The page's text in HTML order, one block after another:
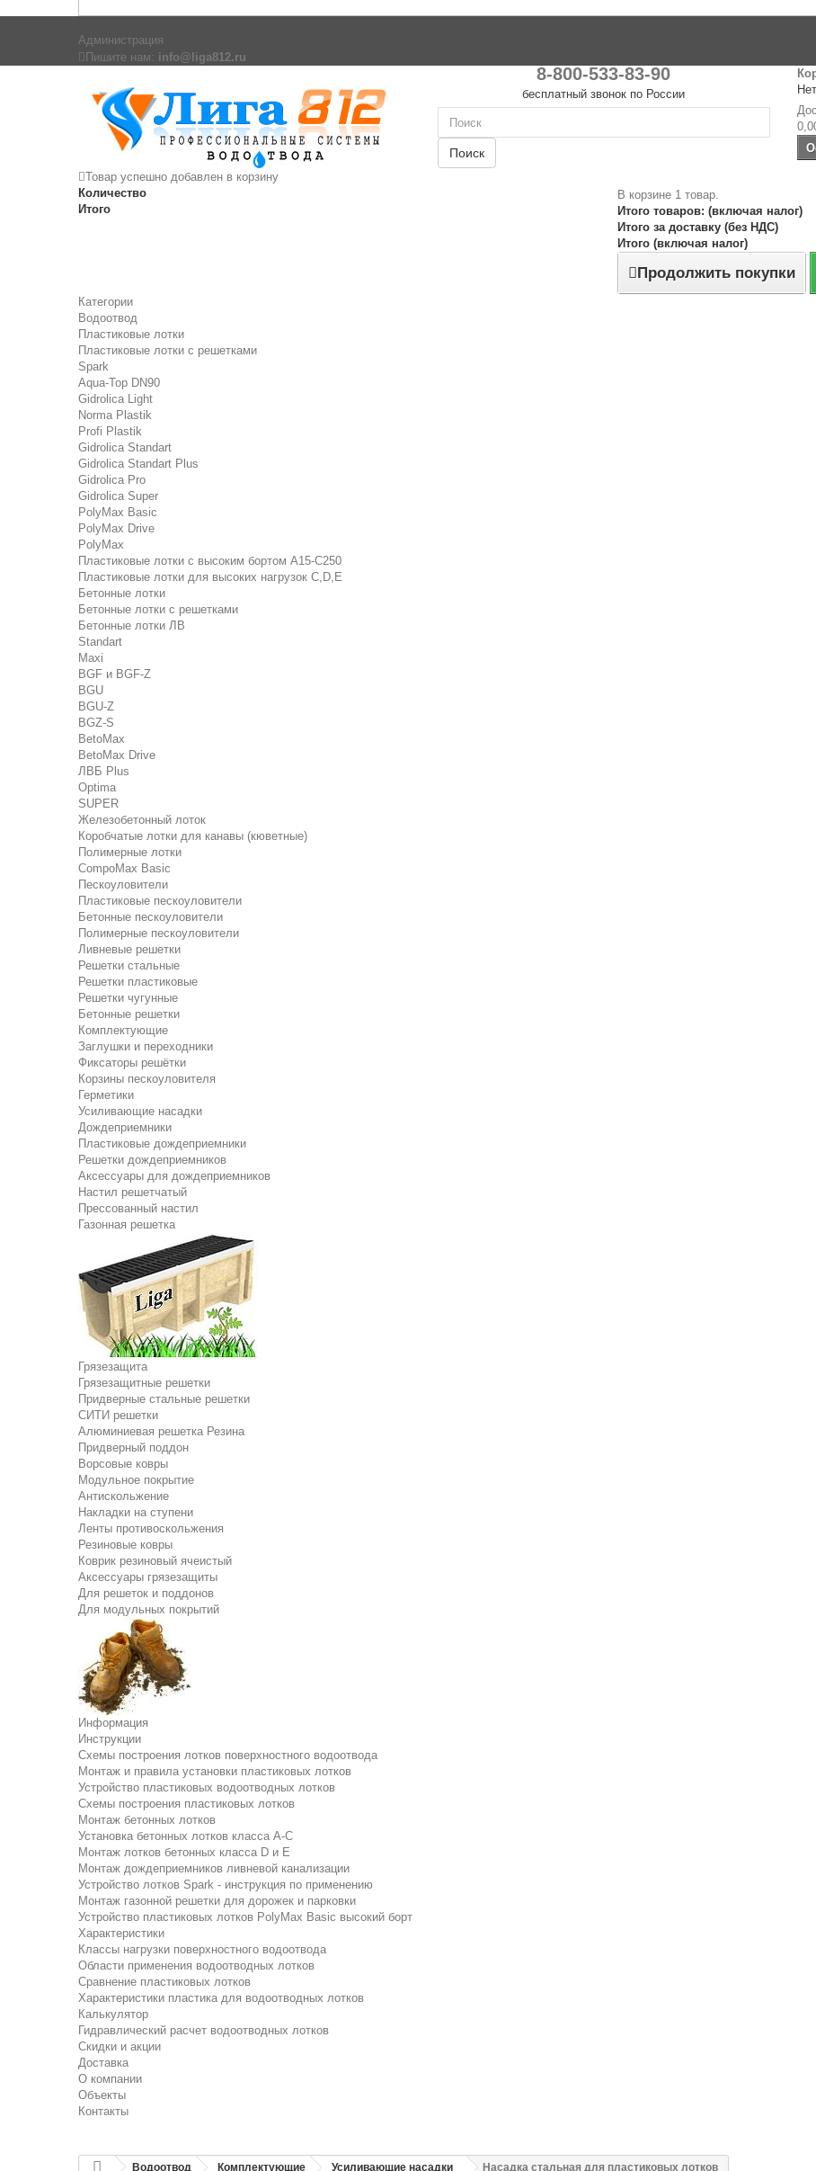
Администрация
Пишите нам: info@liga812.ru
8-800-533-83-90
бесплатный звонок по России
Поиск
Товар успешно добавлен в корзину
Количество
Итого
В корзине 1 товар.
Итого товаров: (включая налог)
Итого за доставку (без НДС)
Итого (включая налог)
Продолжить покупки
Категории
Водоотвод
Пластиковые лотки
Пластиковые лотки с решетками
Spark
Aqua-Top DN90
Gidrolica Light
Norma Plastik
Profi Plastik
Gidrolica Standart
Gidrolica Standart Plus
Gidrolica Pro
Gidrolica Super
PolyMax Basic
PolyMax Drive
PolyMax
Пластиковые лотки с высоким бортом А15-C250
Пластиковые лотки для высоких нагрузок C,D,E
Бетонные лотки
Бетонные лотки с решетками
Бетонные лотки ЛВ
Standart
Maxi
BGF и BGF-Z
BGU
BGU-Z
BGZ-S
BetoMax
BetoMax Drive
ЛВБ Plus
Optima
SUPER
Железобетонный лоток
Коробчатые лотки для канавы (кюветные)
Полимерные лотки
CompoMax Basic
Пескоуловители
Пластиковые пескоуловители
Бетонные пескоуловители
Полимерные пескоуловители
Ливневые решетки
Решетки стальные
Решетки пластиковые
Решетки чугунные
Бетонные решетки
Комплектующие
Заглушки и переходники
Фиксаторы решётки
Корзины пескоуловителя
Герметики
Усиливающие насадки
Дождеприемники
Пластиковые дождеприемники
Решетки дождеприемников
Аксессуары для дождеприемников
Настил решетчатый
Прессованный настил
Газонная решетка
Грязезащита
Грязезащитные решетки
Придверные стальные решетки
СИТИ решетки
Алюминиевая решетка Резина
Придверный поддон
Ворсовые ковры
Модульное покрытие
Антискольжение
Накладки на ступени
Ленты противоскольжения
Резиновые ковры
Коврик резиновый ячеистый
Аксессуары грязезащиты
Для решеток и поддонов
Для модульных покрытий
Информация
Инструкции
Схемы построения лотков поверхностного водоотвода
Монтаж и правила установки пластиковых лотков
Устройство пластиковых водоотводных лотков
Схемы построения пластиковых лотков
Монтаж бетонных лотков
Установка бетонных лотков класса A-C
Монтаж лотков бетонных класса D и E
Монтаж дождеприемников ливневой канализации
Устройство лотков Spark - инструкция по применению
Монтаж газонной решетки для дорожек и парковки
Устройство пластиковых лотков PolyMax Basic высокий борт
Характеристики
Классы нагрузки поверхностного водоотвода
Области применения водоотводных лотков
Сравнение пластиковых лотков
Характеристики пластика для водоотводных лотков
Калькулятор
Гидравлический расчет водоотводных лотков
Скидки и акции
Доставка
О компании
Объекты
Контакты
Водоотвод Комплектующие Усиливающие насадки Насадка стальная для пластиковых лотков